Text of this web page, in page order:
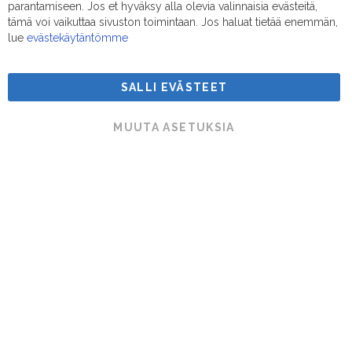
Suodatinmestarit © 2026
parantamiseen. Jos et hyväksy alla olevia valinnaisia evästeitä,
tämä voi vaikuttaa sivuston toimintaan. Jos haluat tietää enemmän,
lue evästekäytäntömme
SALLI EVÄSTEET
MUUTA ASETUKSIA